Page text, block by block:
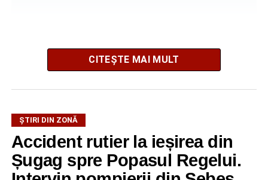
Festivalul este organizat de
Liberi, în parteneriat cuPrimăria Comunei Gârbova
Ordinul Cetății Mühlbach, iar accesul publicului va fi
gratuit pe întreaga durată a manifestării.
CITEȘTE MAI MULT
ȘTIRI DIN ZONĂ
Accident rutier la ieșirea din
Șugag spre Popasul Regelui.